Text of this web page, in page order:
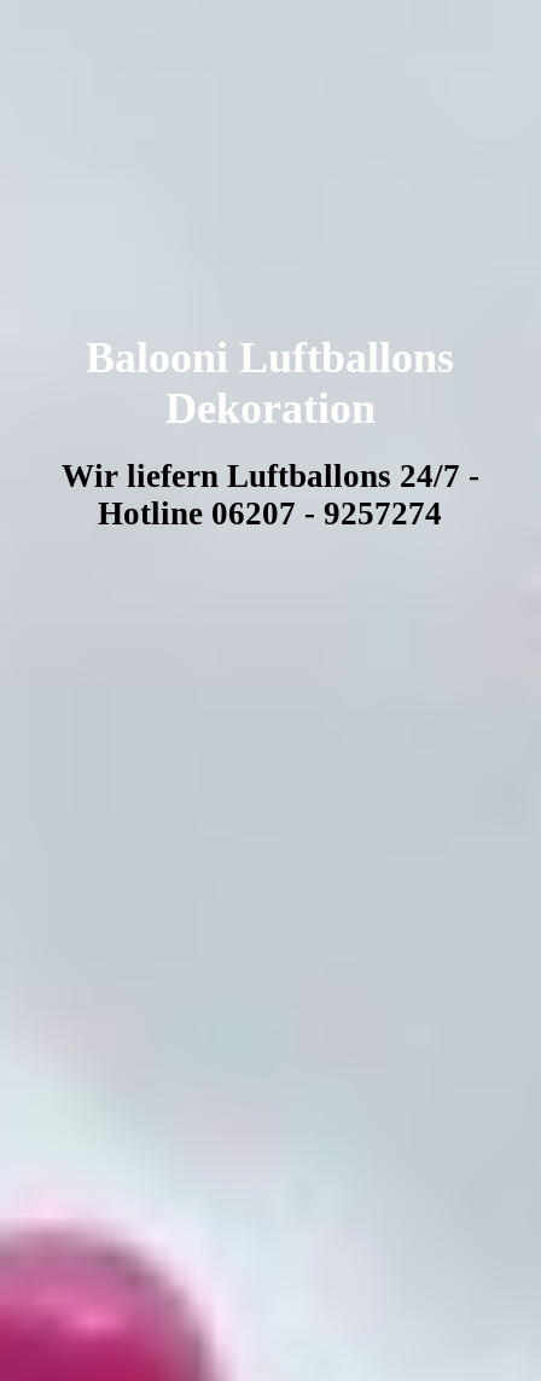
Balooni Luftballons
Dekoration
Wir liefern Luftballons 24/7 -
Hotline 06207 - 9257274